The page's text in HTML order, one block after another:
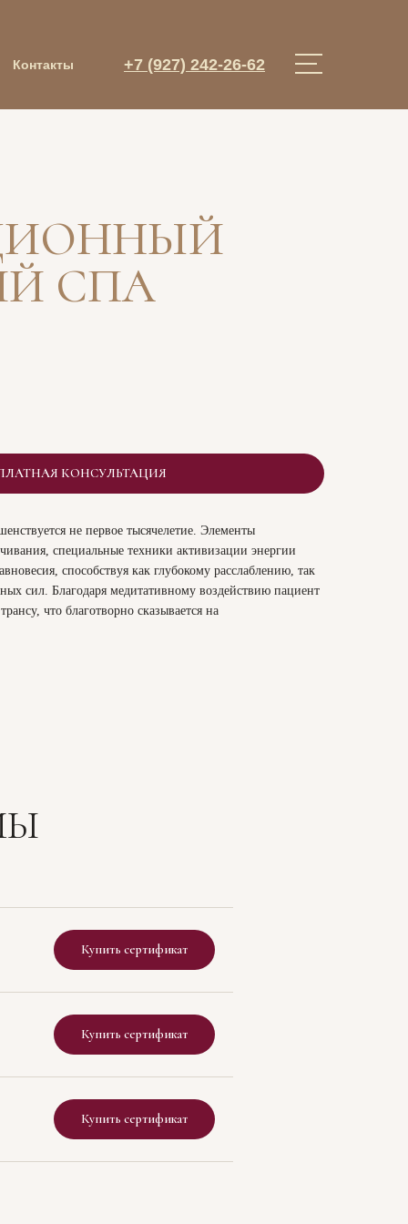
+7 (927) 242-26-62
Контакты
СПА
КОНСУЛЬТАЦИЯ
не первое тысячелетие. Элементы
специальные техники активизации энергии
способствуя как глубокому расслаблению, так
сил. Благодаря медитативному воздействию пациент
что благотворно сказывается на
Купить сертификат
Купить сертификат
Купить сертификат